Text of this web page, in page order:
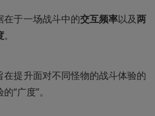
在于一场战斗中的交互频率以及两
。
提升面对不同怪物的战斗体验的
“广度”。